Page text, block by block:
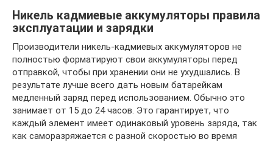
Никель кадмиевые аккумуляторы правила
эксплуатации и зарядки
Производители никель-кадмиевых аккумуляторов не
полностью форматируют свои аккумуляторы перед
отправкой, чтобы при хранении они не ухудшались. В
результате лучше всего дать новым батарейкам
медленный заряд перед использованием. Обычно это
занимает от 15 до 24 часов. Это гарантирует, что
каждый элемент имеет одинаковый уровень заряда, так
как саморазряжается с разной скоростью во время